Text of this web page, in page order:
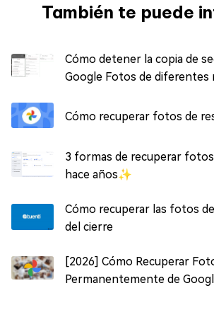
También te puede
Cómo detener la copia de
Google Fotos de diferentes
Cómo recuperar fotos de
3 formas de recuperar
hace años✨
Cómo recuperar las fotos
del cierre
[2026] Cómo Recuperar
Permanentemente de